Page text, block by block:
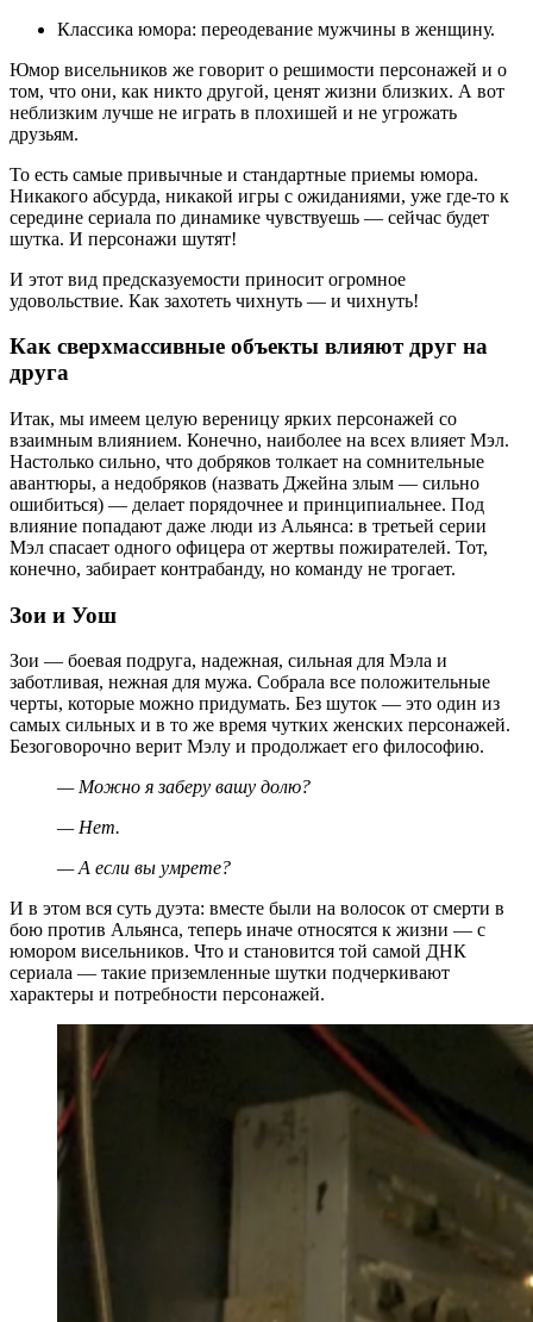
Классика юмора: переодевание мужчины в женщину.
Юмор висельников же говорит о решимости персонажей и о
том, что они, как никто другой, ценят жизни близких. А вот
неблизким лучше не играть в плохишей и не угрожать
друзьям.
То есть самые привычные и стандартные приемы юмора.
Никакого абсурда, никакой игры с ожиданиями, уже где-то к
середине сериала по динамике чувствуешь — сейчас будет
шутка. И персонажи шутят!
И этот вид предсказуемости приносит огромное
удовольствие. Как захотеть чихнуть — и чихнуть!
Как сверхмассивные объекты влияют друг на
друга
Итак, мы имеем целую вереницу ярких персонажей со
взаимным влиянием. Конечно, наиболее на всех влияет Мэл.
Настолько сильно, что добряков толкает на сомнительные
авантюры, а недобряков (назвать Джейна злым — сильно
ошибиться) — делает порядочнее и принципиальнее. Под
влияние попадают даже люди из Альянса: в третьей серии
Мэл спасает одного офицера от жертвы пожирателей. Тот,
конечно, забирает контрабанду, но команду не трогает.
Зои и Уош
Зои — боевая подруга, надежная, сильная для Мэла и
заботливая, нежная для мужа. Собрала все положительные
черты, которые можно придумать. Без шуток — это один из
самых сильных и в то же время чутких женских персонажей.
Безоговорочно верит Мэлу и продолжает его философию.
— Можно я заберу вашу долю?
— Нет.
— А если вы умрете?
И в этом вся суть дуэта: вместе были на волосок от смерти в
бою против Альянса, теперь иначе относятся к жизни — с
юмором висельников. Что и становится той самой ДНК
сериала — такие приземленные шутки подчеркивают
характеры и потребности персонажей.